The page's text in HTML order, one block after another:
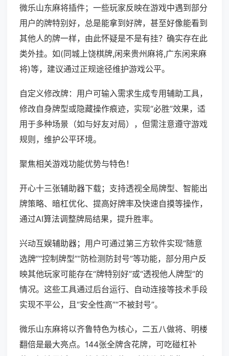
微乐山东麻将插件；一些玩家反映在游戏中遇到部分
用户的牌特别好，总是能拿到好牌，甚至好像能看到
其他人的牌一样，由此怀疑是不是有挂？确实存在此
类外挂。如(同城上饶棋牌,闲来贵州麻将,广东闲来麻
将)等，建议通过正规途径维护游戏公平。
自定义修改牌：用户可输入需求生成专用辅助工具，
修改自身牌型或隐藏操作痕迹，实现“必胜”效果，适
用于多种场景（如与好友对局），但需注意遵守游戏
规则，维护公平环境。
聚焦相关游戏功能优势与特色！
开心十三张辅助器下载；支持透视全局牌型、智能出
牌策略、暗杠优化、提高好牌率及快速自摸等操作，
通过AI算法调整牌局结果，提升胜率。
兴动互娱辅助器；用户可通过第三方软件实现“随意
选牌”“控制牌型”“防检测防封号”等功能，部分用户反
映其他玩家可能存在“牌特别好”或“透视他人牌型”的
情况。这些工具通过后台运行、自动连接等技术手段
实现不平公，且“安全性高”“不被封号”。
微乐山东麻将以齐鲁特色为核心，二五八做将、明楼
翻倍是最大亮点。144张全牌含花牌，可吃碰杠补